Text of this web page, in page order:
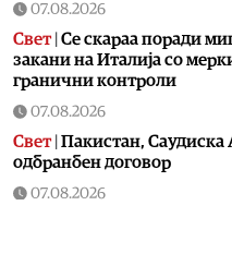
07.08.2026
Свет| Се скараа поради
закани на Италија со
гранични контроли
07.08.2026
Свет| Пакистан, Саудиска
одбранбен договор
07.08.2026